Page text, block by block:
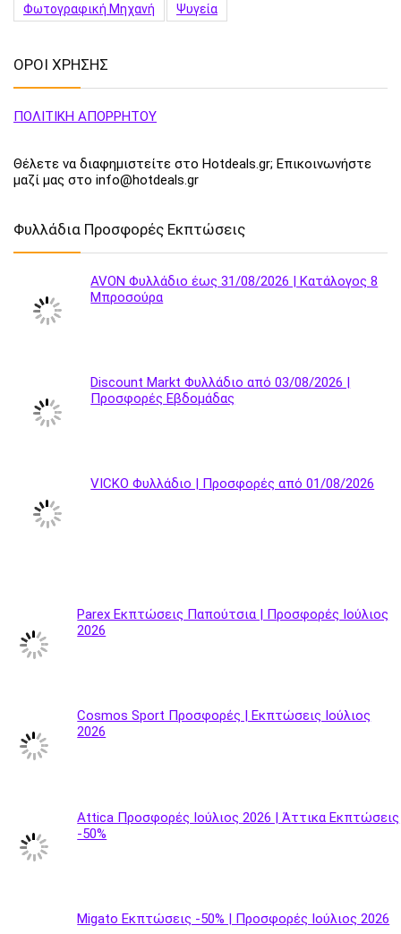
Φωτογραφική Μηχανή
Ψυγεία
ΟΡΟΙ ΧΡΗΣΗΣ
ΠΟΛΙΤΙΚΗ ΑΠΟΡΡΗΤΟΥ
Θέλετε να διαφημιστείτε στο Hotdeals.gr; Επικοινωνήστε
μαζί μας στο info@hotdeals.gr
Φυλλάδια Προσφορές Εκπτώσεις
AVON Φυλλάδιο έως 31/08/2026 | Κατάλογος 8
Μπροσούρα
Discount Markt Φυλλάδιο από 03/08/2026 |
Προσφορές Εβδομάδας
VICKO Φυλλάδιο | Προσφορές από 01/08/2026
Parex Εκπτώσεις Παπούτσια | Προσφορές Ιούλιος
2026
Cosmos Sport Προσφορές | Εκπτώσεις Ιούλιος
2026
Attica Προσφορές Ιούλιος 2026 | Άττικα Εκπτώσεις
-50%
Migato Εκπτώσεις -50% | Προσφορές Ιούλιος 2026